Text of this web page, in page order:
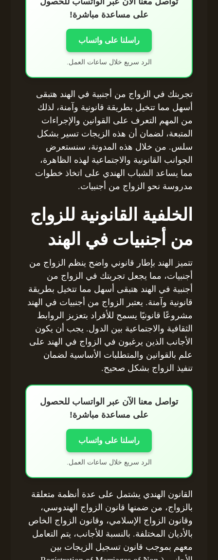
على مساعدة مباشرة!
راسلنا على واتساب
الرد سريع خلال ساعات العمل.
تجربتك في الزواج من أجنبية في الهند هتبقى
أسهل مما تتخيل بطريقة قانونية وآمنة، لذلك
من المهم التعرف على القوانين والإجراءات
المتبعة، لضمان أن هذه الزيجات تسير بشكل
سلس. من خلال هذه المدونة، سنستعرض
الجوانب القانونية والاجتماعية لهذه الظاهرة،
مما يساعد الشباب الهندي على اتخاذ خطوات
مدروسة نحو الزواج من أجنبيات.
الخلفية القانونية للزواج
من أجنبيات في الهند
تتميز الهند بإطار قانوني واضح ينظم الزواج من
أجنبيات، مما يجعل تجربتك في الزواج من
أجنبية في الهند هتبقى أسهل مما تتخيل بطريقة
قانونية وآمنة. يعتبر الزواج من أجنبيات في الهند
مشروعًا قانونيًا يسمح للأفراد بتعزيز الروابط
الثقافية والاجتماعية بين الدول. يجب أن يكون
الأجانب الذين يرغبون في الزواج في الهند على
علم بالقوانين والمتطلبات الأساسية لضمان
تنفيذ الزواج بشكل صحيح.
تواصل معنا الآن عبر الواتساب للحصول
على مساعدة مباشرة!
راسلنا على واتساب
الرد سريع خلال ساعات العمل.
القانون الهندي يشتمل على عدة أنظمة متعلقة
بالزواج، من ضمنها قانون الزواج الهندوسي،
وقانون الزواج الإسلامي، وقانون الزواج الخاص
بالأديان المختلفة. بالنسبة للأجانب، يتم التعامل
معهم بموجب قانون تسجيل الزيجات بين